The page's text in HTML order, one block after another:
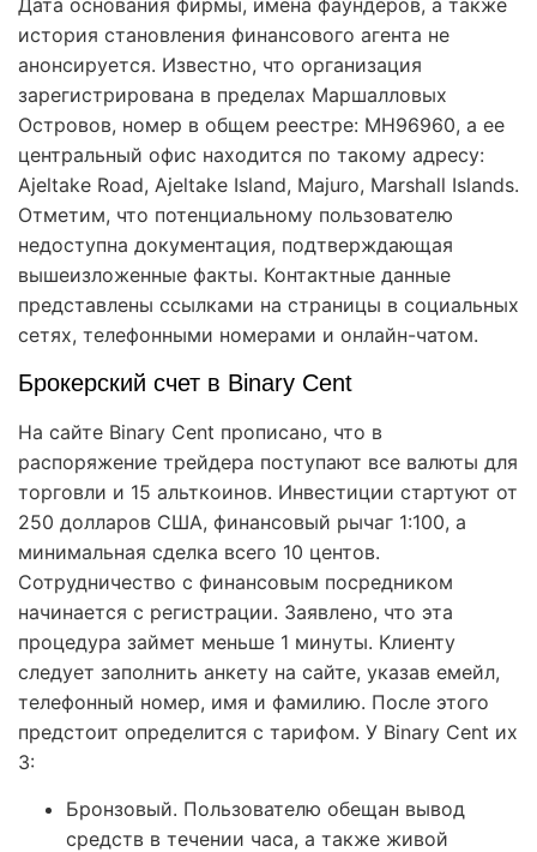
история становления финансового агента не
анонсируется. Известно, что организация
зарегистрирована в пределах Маршалловых
Островов, номер в общем реестре: MH96960, а ее
центральный офис находится по такому адресу:
Ajeltake Road, Ajeltake Island, Majuro, Marshall Islands.
Отметим, что потенциальному пользователю
недоступна документация, подтверждающая
вышеизложенные факты. Контактные данные
представлены ссылками на страницы в социальных
сетях, телефонными номерами и онлайн-чатом.
Брокерский счет в Binary Cent
На сайте Binary Cent прописано, что в
распоряжение трейдера поступают все валюты для
торговли и 15 альткоинов. Инвестиции стартуют от
250 долларов США, финансовый рычаг 1:100, а
минимальная сделка всего 10 центов.
Сотрудничество с финансовым посредником
начинается с регистрации. Заявлено, что эта
процедура займет меньше 1 минуты. Клиенту
следует заполнить анкету на сайте, указав емейл,
телефонный номер, имя и фамилию. После этого
предстоит определится с тарифом. У Binary Cent их
3:
Бронзовый. Пользователю обещан вывод
средств в течении часа, а также живой